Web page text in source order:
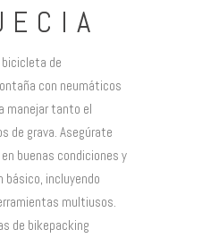
de
con neumáticos
manejar tanto el
de grava. Asegúrate
buenas condiciones y
básico, incluyendo
multiusos.
de bikepacking